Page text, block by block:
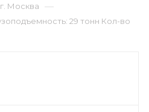
Москва —
29 тонн Кол-во